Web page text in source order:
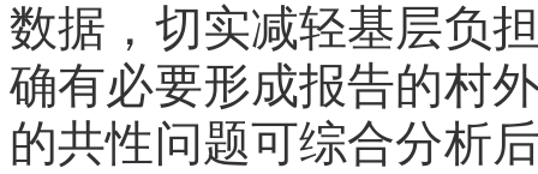
数据，切实减轻基层负
确有必要形成报告的村
的共性问题可综合分析